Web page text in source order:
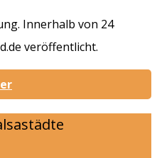
Innerhalb von 24
veröffentlicht.